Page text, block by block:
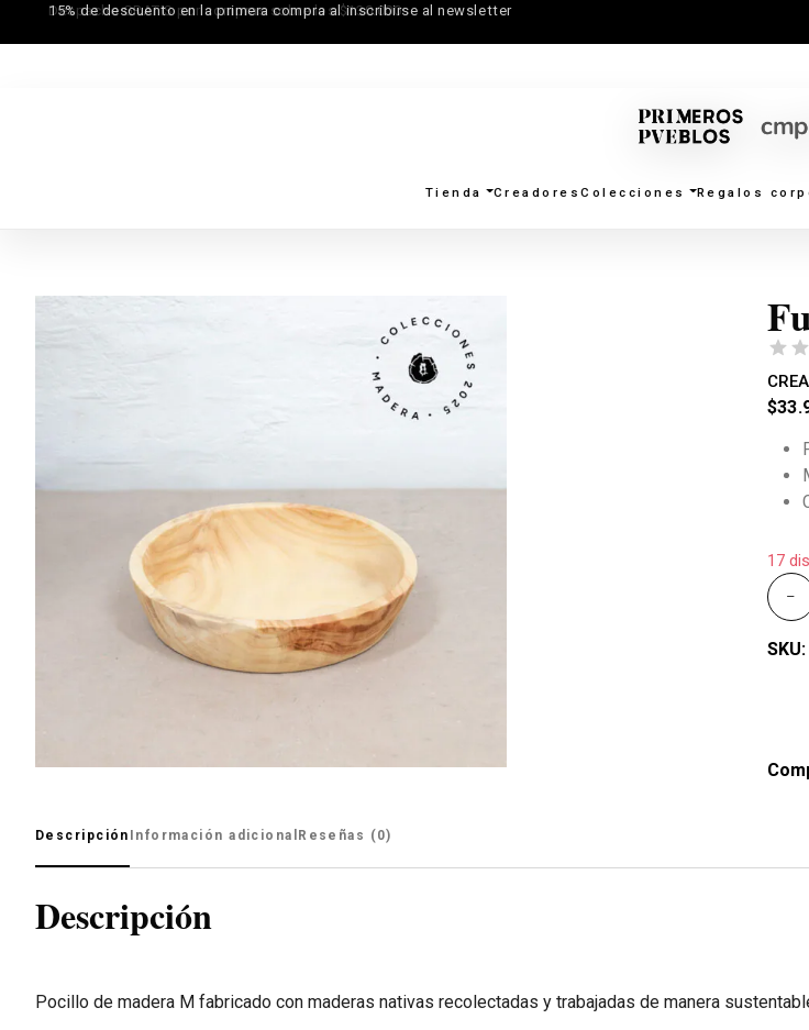
15% de descuento en la primera compra al inscribirse al newsletter
Tienda CreadoresColecciones Regalos
$
17
SKU:
Descripción Información adicional Reseñas (0)
Descripción
Pocillo de madera M fabricado con maderas nativas recolectadas y trabajadas de manera